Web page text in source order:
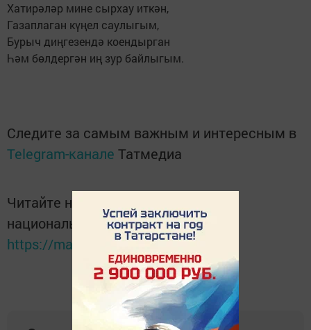
Хатирәләр мине сырхау иткән,
Газаплаган күңел саулыгым,
Бурыч диңгезендә коендырган
Һәм бөлдергән иң зур байлыгым.
Следите за самым важным и интересным в
Telegram-канале Татмедиа
Читайте новости Татарстана в
национальном мессенджере MАХ:
https://max.ru/tatmedia